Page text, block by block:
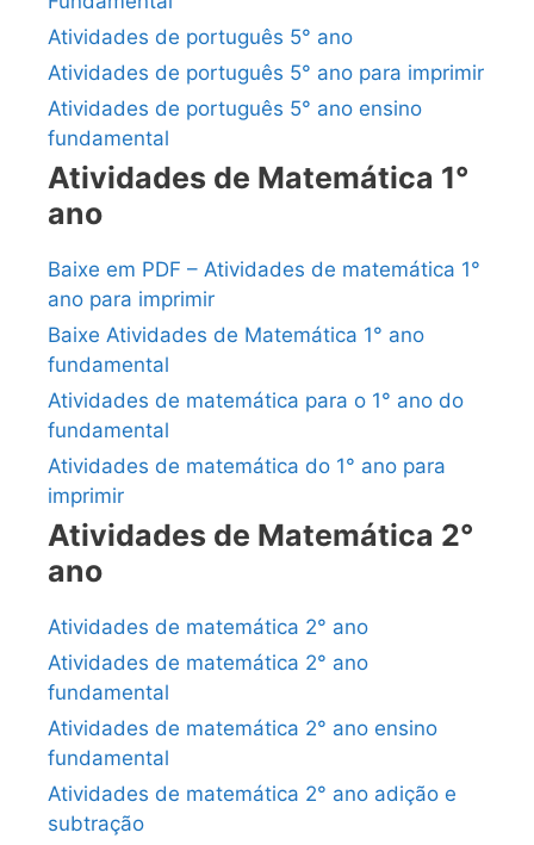
Atividades de português 5° ano
Atividades de português 5° ano para imprimir
Atividades de português 5° ano ensino
fundamental
Atividades de Matemática 1°
ano
Baixe em PDF – Atividades de matemática 1°
ano para imprimir
Baixe Atividades de Matemática 1° ano
fundamental
Atividades de matemática para o 1° ano do
fundamental
Atividades de matemática do 1° ano para
imprimir
Atividades de Matemática 2°
ano
Atividades de matemática 2° ano
Atividades de matemática 2° ano
fundamental
Atividades de matemática 2° ano ensino
fundamental
Atividades de matemática 2° ano adição e
subtração